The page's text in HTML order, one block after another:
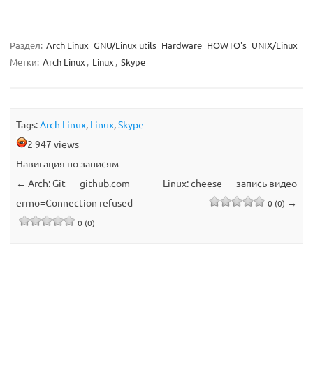
Раздел: Arch Linux GNU/Linux utils Hardware HOWTO's UNIX/Linux
Метки: Arch Linux , Linux , Skype
Tags:Arch Linux, Linux,Skype
2 947 views
Навигация по записям
← Arch: Git — github.com
errno=Connection refused
0 (0)
Linux: cheese — запись видео
0 (0) →